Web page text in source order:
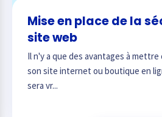
Mise en place de la
site web
Il n'y a que des avantages à
son site internet ou boutique en
sera vr...